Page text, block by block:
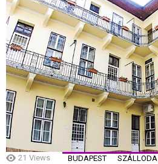
21 Views BUDAPEST SZÁLLODA